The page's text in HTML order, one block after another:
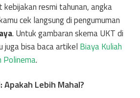
resmi tahunan, angka
cek langsung di pengumuman
. Untuk gambaran skema UKT di
juga bisa baca artikel Biaya Kuliah
Polinema.
Apakah Lebih Mahal?